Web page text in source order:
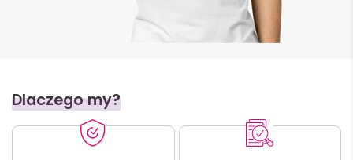
Dlaczego my?